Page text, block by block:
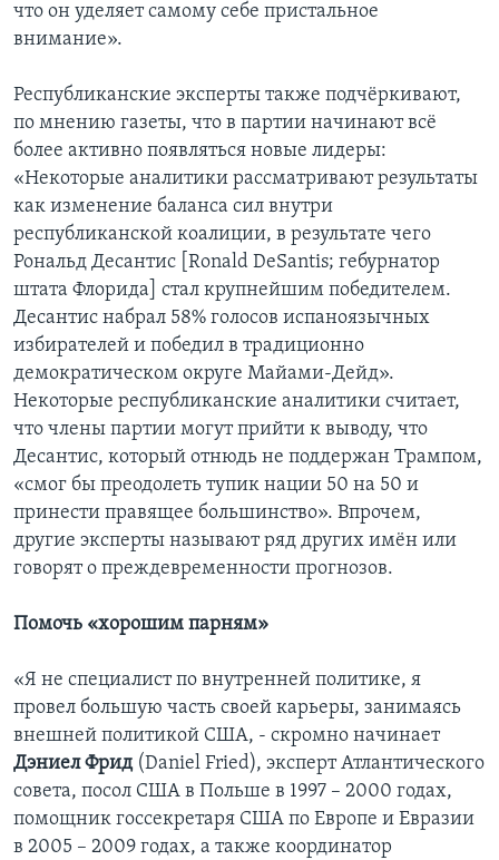
что он уделяет самому себе пристальное
внимание».
Республиканские эксперты также подчёркивают,
по мнению газеты, что в партии начинают всё
более активно появляться новые лидеры:
«Некоторые аналитики рассматривают результаты
как изменение баланса сил внутри
республиканской коалиции, в результате чего
Рональд Десантис [Ronald DeSantis; гебурнатор
штата Флорида] стал крупнейшим победителем.
Десантис набрал 58% голосов испаноязычных
избирателей и победил в традиционно
демократическом округе Майами-Дейд».
Некоторые республиканские аналитики считает,
что члены партии могут прийти к выводу, что
Десантис, который отнюдь не поддержан Трампом,
«смог бы преодолеть тупик нации 50 на 50 и
принести правящее большинство». Впрочем,
другие эксперты называют ряд других имён или
говорят о преждевременности прогнозов.
Помочь «хорошим парням»
«Я не специалист по внутренней политике, я
провел большую часть своей карьеры, занимаясь
внешней политикой США, - скромно начинает
Дэниел Фрид(Daniel Fried), эксперт Атлантического
совета, посол США в Польше в 1997 – 2000 годах,
помощник госсекретаря США по Европе и Евразии
в 2005 – 2009 годах, а также координатор